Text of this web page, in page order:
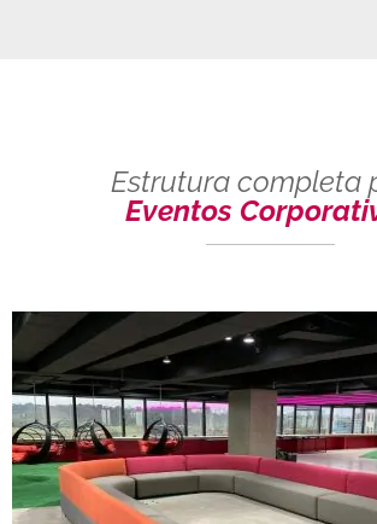
Estrutura completa
Eventos